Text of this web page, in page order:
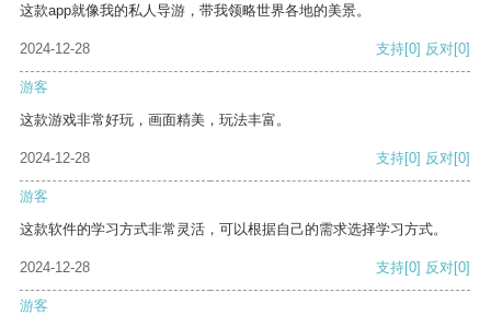
这款app就像我的私人导游，带我领略世界各地的美景。
2024-12-28 支持[0] 反对[0]
游客
这款游戏非常好玩，画面精美，玩法丰富。
2024-12-28 支持[0] 反对[0]
游客
这款软件的学习方式非常灵活，可以根据自己的需求选择学习方式。
2024-12-28 支持[0] 反对[0]
游客